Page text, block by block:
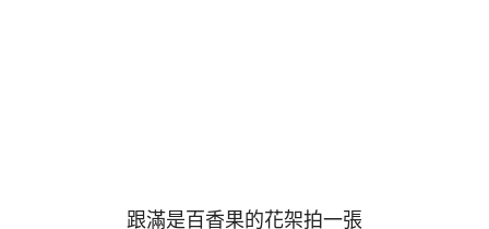
跟滿是百香果的花架拍一張